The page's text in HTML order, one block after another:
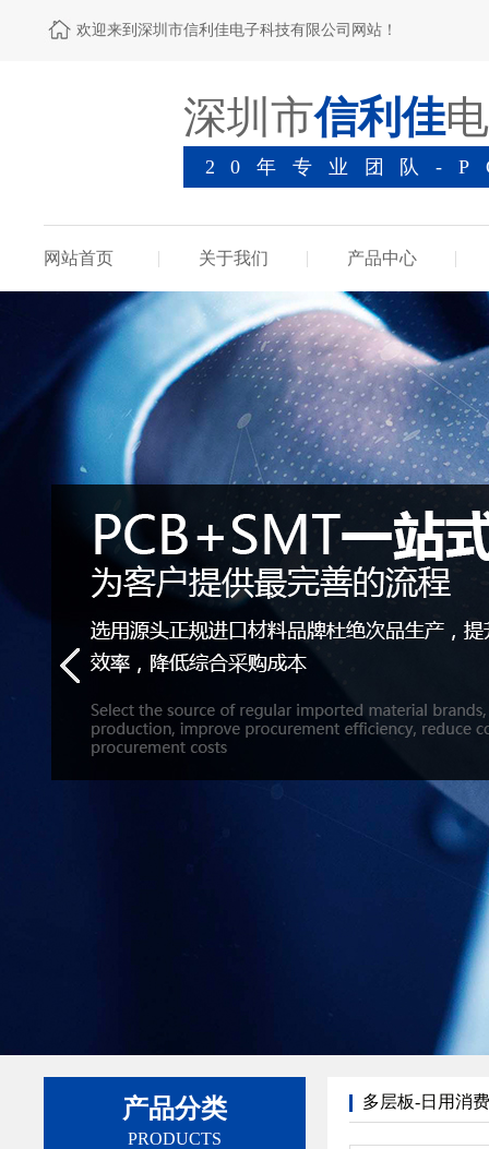
欢迎来到深圳市信利佳电子科技有限公司网站！
深圳市信利佳
20年专业团队-
网站首页 关于我们 产品中心
产品分类
PRODUCTS
多层板-日用消费